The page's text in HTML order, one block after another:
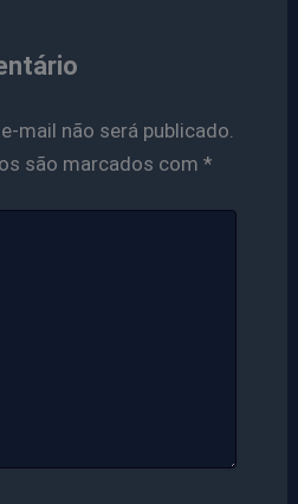
mail não será publicado.
são marcados com *